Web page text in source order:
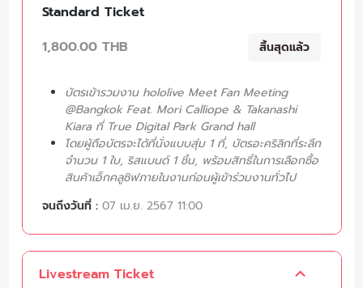
Standard Ticket
1,800.00 THB
สิ้นสุดแล้ว
บัตรเข้ารวมงาน hololive Meet Fan Meeting
@Bangkok Feat. Mori Calliope & Takanashi
Kiara ที่ True Digital Park Grand hall
โดยผู้ถือบัตรจะได้ที่นั่งแบบสุ่ม 1 ที่, บัตรอะคริลิกที่ระลึก
จำนวน 1 ใบ, ริสแบนด์ 1 ชิ้น, พร้อมสิทธิ์ในการเลือกซื้อ
สินค้าเอ็กคลูซิฟภายในงานก่อนผู้เข้าร่วมงานทั่วไป
จนถึงวันที่ : 07 เม.ย. 2567 11:00
Livestream Ticket